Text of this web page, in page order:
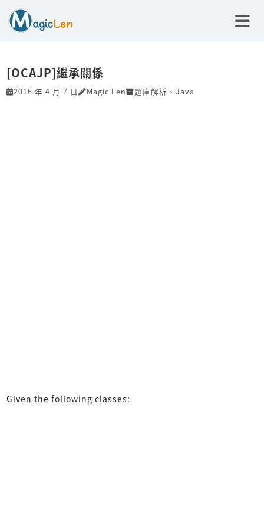
[OCAJP]繼承關係
2016 年 4 月 7 日 Magic Len 題庫解析 、 Java
Given the following classes: